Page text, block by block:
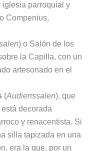
iglesia parroquial y
Compenius,
) o Salón de los
la Capilla, con un
artesonado en el
(Audienssalen), que
decorada
y renacentista. Si
silla tapizada en una
era la que, por un